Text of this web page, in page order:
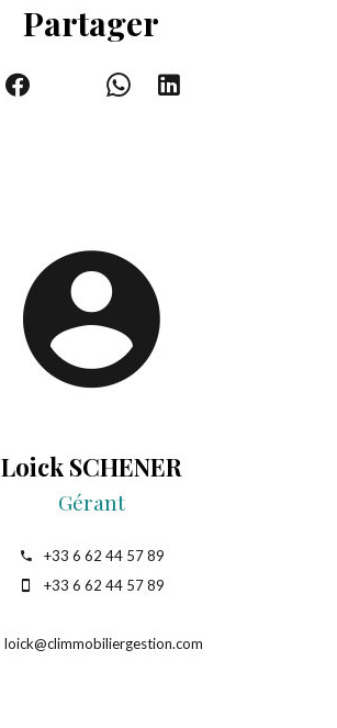
Partager
Loick SCHENER
Gérant
+33 6 62 44 57 89
+33 6 62 44 57 89
loick@climmobiliergestion.com